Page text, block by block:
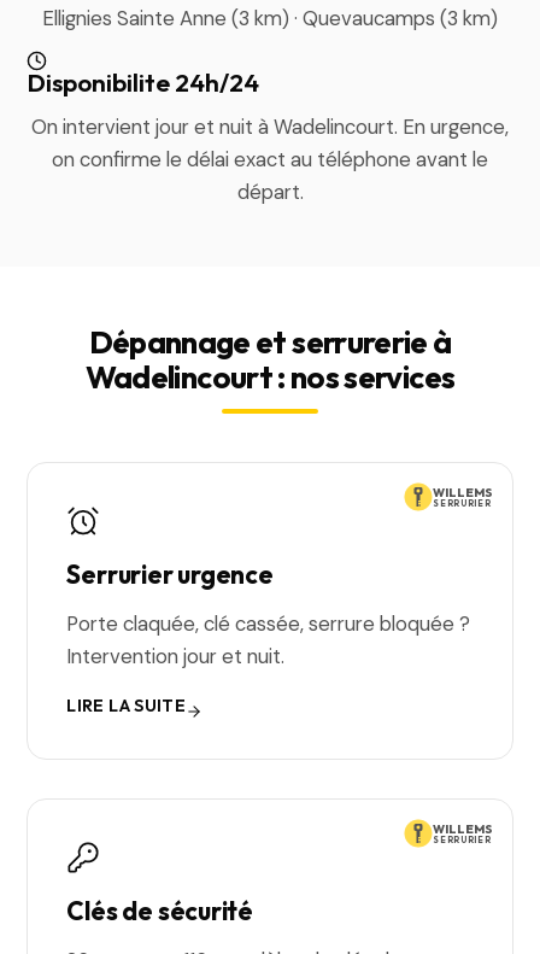
Ellignies Sainte Anne (3 km) · Quevaucamps (3 km)
Disponibilite 24h/24
On intervient jour et nuit à Wadelincourt. En urgence,
on confirme le délai exact au téléphone avant le
départ.
Dépannage et serrurerie à
Wadelincourt : nos services
WILLEMS
SERRURIER
Serrurier urgence
Porte claquée, clé cassée, serrure bloquée ?
Intervention jour et nuit.
LIRE LA SUITE
WILLEMS
SERRURIER
Clés de sécurité